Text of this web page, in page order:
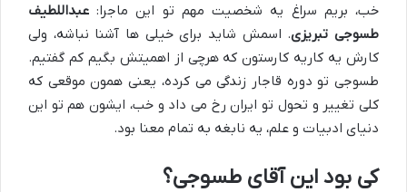
خب، بریم سراغ یه شخصیت مهم تو این ماجرا: عبداللطیف
طسوجی تبریزی. اسمش شاید برای خیلی ها آشنا نباشه، ولی
کارش یه کاریه کارستون که هرچی از اهمیتش بگیم کم گفتیم.
طسوجی تو دوره قاجار زندگی می کرده، یعنی همون موقعی که
کلی تغییر و تحول تو ایران رخ می داد و خب، ایشون هم تو این
دنیای ادبیات و علم، یه نابغه به تمام معنا بود.
کی بود این آقای طسوجی؟